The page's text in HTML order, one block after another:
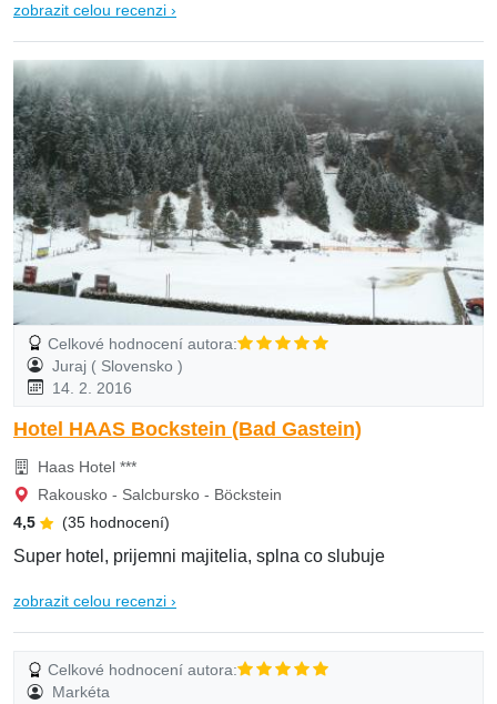
zobrazit celou recenzi ›
Celkové hodnocení autora:
Juraj ( Slovensko )
14. 2. 2016
Hotel HAAS Bockstein (Bad Gastein)
Haas Hotel ***
Rakousko - Salcbursko - Böckstein
4,5
(35 hodnocení)
Super hotel, prijemni majitelia, splna co slubuje
zobrazit celou recenzi ›
Celkové hodnocení autora:
Markéta